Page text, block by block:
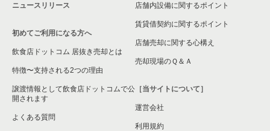
ニュースリリース
初めてご利用になる方へ
飲食店ドットコム 居抜き売却とは
特徴〜支持される2つの理由
譲渡情報として飲食店ドットコムで公
開されます
よくある質問
店舗内設備に関するポイント
賃貸借契約に関するポイント
店舗売却に関する心構え
売却現場のＱ＆Ａ
［当サイトについて］
運営会社
利用規約